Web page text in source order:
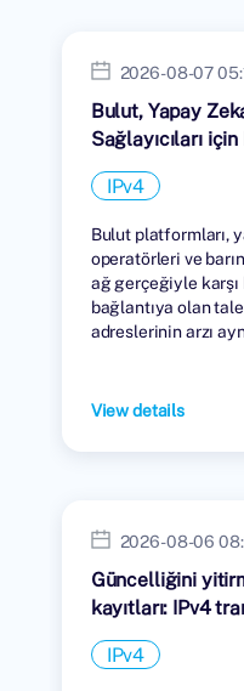
2026-08-07
Bulut, Yapay
Sağlayıcıları
IPv4
Bulut platformları,
operatörleri ve
ağ gerçeğiyle karşı
bağlantıya olan
adreslerinin arzı
View details
2026-08-06
Güncelliğini
kayıtları: IPv4
IPv4